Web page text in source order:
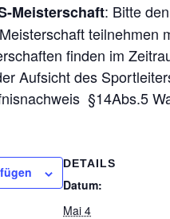
Meis­ter­schaft: Bitte
teil­neh­men
fin­den im
Auf­sicht des
§14Abs.5
DETAILS
Datum:
Mai 4